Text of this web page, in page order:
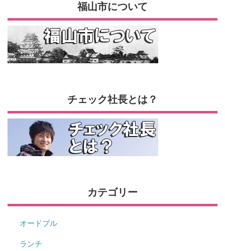
福山市について
チェック社長とは？
カテゴリー
オードブル
ランチ